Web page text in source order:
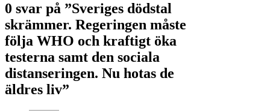
0 svar på ”Sveriges dödstal
skrämmer. Regeringen måste
följa WHO och kraftigt öka
testerna samt den sociala
distanseringen. Nu hotas de
äldres liv”